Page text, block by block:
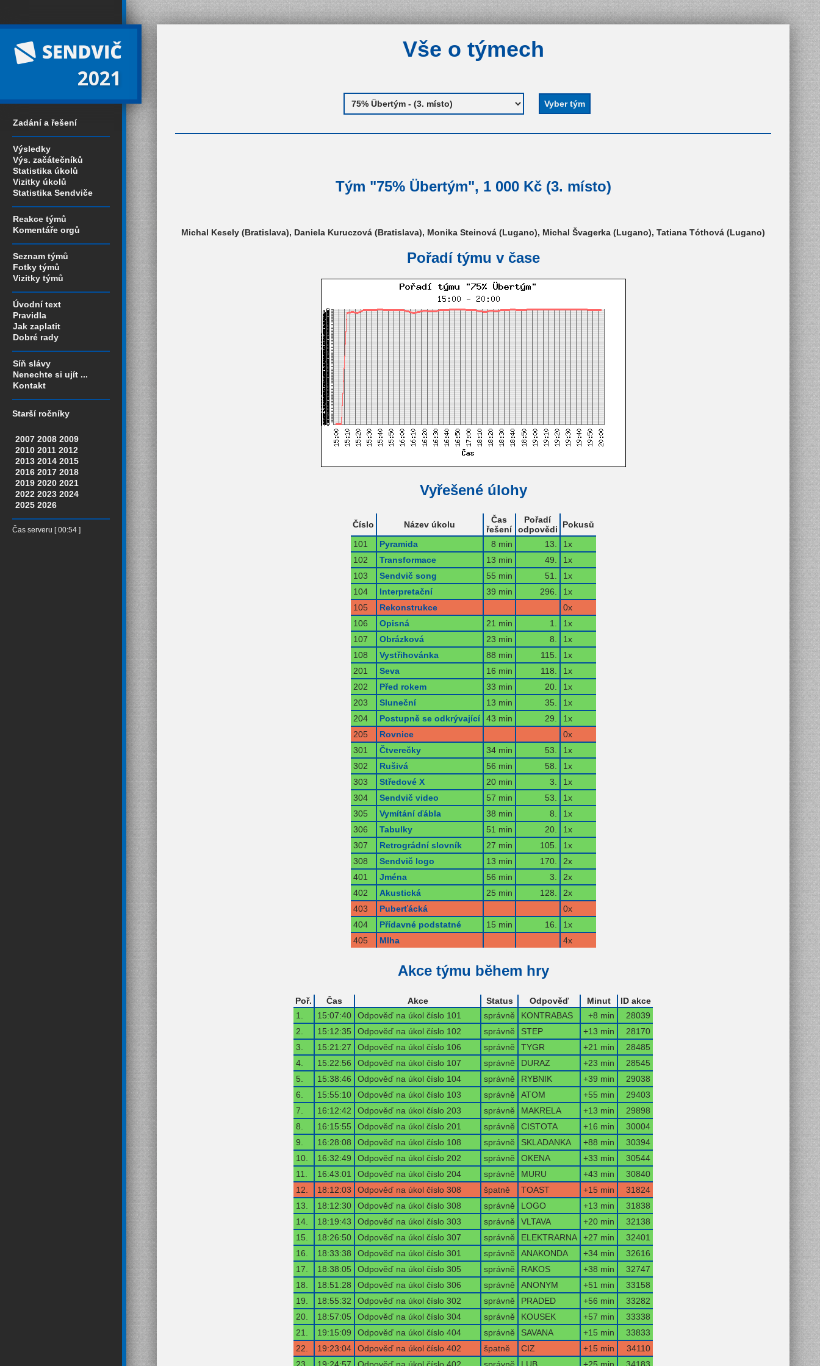
2021
Zadání a řešení
Výsledky
Výs. začátečníků
Statistika úkolů
Vizitky úkolů
Statistika Sendviče
Reakce týmů
Komentáře orgů
Seznam týmů
Fotky týmů
Vizitky týmů
Úvodní text
Pravidla
Jak zaplatit
Dobré rady
Síň slávy
Nenechte si ujít ...
Kontakt
Starší ročníky
2007 2008 2009
2010 2011 2012
2013 2014 2015
2016 2017 2018
2019 2020 2021
2022 2023 2024
2025 2026
Čas serveru [ 00:54 ]
Vše o týmech
Tým "75% Übertým", 1 000 Kč (3. místo)
Michal Kesely (Bratislava), Daniela Kuruczová (Bratislava), Monika Steinová (Lugano), Michal Švagerka (Lugano), Tatiana Tóthová (Lugano)
Pořadí týmu v čase
Vyřešené úlohy
Číslo Název úkolu
Čas
řešení
Pořadí
odpovědi
Pokusů
101
Pyramida 8 min 13.
1x
102
Transformace 13 min 49.
1x
103
Sendvič song 55 min 51.
1x
104
Interpretační 39 min 296.
1x
105
Rekonstrukce
0x
106
Opisná 21 min 1.
1x
107
Obrázková 23 min 8.
1x
108
Vystřihovánka 88 min 115.
1x
201
Seva 16 min 118.
1x
202
Před rokem 33 min 20.
1x
203
Sluneční 13 min 35.
1x
204
Postupně se odkrývající 43 min 29.
1x
205
Rovnice
0x
301
Čtverečky 34 min 53.
1x
302
Rušivá 56 min 58.
1x
303
Středové X 20 min 3.
1x
304
Sendvič video 57 min 53.
1x
305
Vymítání ďábla 38 min 8.
1x
306
Tabulky 51 min 20.
1x
307
Retrográdní slovník 27 min 105.
1x
308
Sendvič logo 13 min 170.
2x
401
Jména 56 min 3.
2x
402
Akustická 25 min 128.
2x
403
Puberťácká
0x
404
Přídavné podstatné 15 min 16.
1x
405
Mlha 4x
Akce týmu během hry
Poř. Čas Akce Status Odpověď Minut
ID akce
1.
15:07:40 Odpověď na úkol číslo 101 správně KONTRABAS +8 min
28039
2.
15:12:35 Odpověď na úkol číslo 102 správně STEP +13 min
28170
3.
15:21:27 Odpověď na úkol číslo 106 správně TYGR +21 min
28485
4.
15:22:56 Odpověď na úkol číslo 107 správně DURAZ +23 min
28545
5.
15:38:46 Odpověď na úkol číslo 104 správně RYBNIK +39 min
29038
6.
15:55:10 Odpověď na úkol číslo 103 správně ATOM +55 min
29403
7.
16:12:42 Odpověď na úkol číslo 203 správně MAKRELA +13 min
29898
8.
16:15:55 Odpověď na úkol číslo 201 správně CISTOTA +16 min
30004
9.
16:28:08 Odpověď na úkol číslo 108 správně SKLADANKA +88 min
30394
10.
16:32:49 Odpověď na úkol číslo 202 správně OKENA +33 min
30544
11.
16:43:01 Odpověď na úkol číslo 204 správně MURU +43 min
30840
12.
18:12:03 Odpověď na úkol číslo 308 špatně TOAST +15 min
31824
13.
18:12:30 Odpověď na úkol číslo 308 správně LOGO +13 min
31838
14.
18:19:43 Odpověď na úkol číslo 303 správně VLTAVA +20 min
32138
15.
18:26:50 Odpověď na úkol číslo 307 správně ELEKTRARNA +27 min
32401
16.
18:33:38 Odpověď na úkol číslo 301 správně ANAKONDA +34 min
32616
17.
18:38:05 Odpověď na úkol číslo 305 správně RAKOS +38 min
32747
18.
18:51:28 Odpověď na úkol číslo 306 správně ANONYM +51 min
33158
19.
18:55:32 Odpověď na úkol číslo 302 správně PRADED +56 min
33282
20.
18:57:05 Odpověď na úkol číslo 304 správně KOUSEK +57 min
33338
21.
19:15:09 Odpověď na úkol číslo 404 správně SAVANA +15 min
33833
22.
19:23:04 Odpověď na úkol číslo 402 špatně CIZ +15 min
34110
23.
19:24:57 Odpověď na úkol číslo 402 správně LUB +25 min 34183